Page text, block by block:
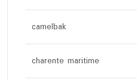
camelbak
charente maritime